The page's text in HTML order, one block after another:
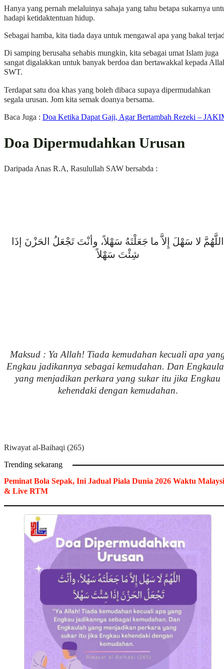
Hanya yang pernah melaluinya sahaja yang tahu betapa sukarnya
hadapi ketidaktentuan hidup.
Sebagai hamba, kita tiada daya untuk mengawal apa yang bakal
Di samping berusaha sehabis mungkin, kita sebagai umat Islam juga
sangat digalakkan untuk banyak berdoa dan bertawakkal kepada
SWT.
Terdapat satu doa khas yang boleh dibaca supaya dipermudahkan
segala urusan. Jom kita semak doanya bersama.
Baca Juga : Doa Ketika Dapat Gaji, Agar Bertambah Rezeki –
Doa Dipermudahkan Urusan
Daripada Anas R.A, Rasulullah SAW bersabda :
اللَّهُمَّ لا سَهْلَ إِلاَّ ما جَعَلْتَهُ سَهْلاً، وأنْتَ تَجْعَلُ الحَزْنَ إذَا
شِئْتَ سَهْلاً
Maksud : Ya Allah! Tiada kemudahan kecuali apa
Engkau jadikannya sebagai kemudahan. Dan
yang menjadikan perkara yang sukar itu jika Engkau
kehendaki dengan kemudahan.
Riwayat al-Baihaqi (265)
Trending sekarang
Peminat Bola Sepak, Ini Jadual Piala Dunia 2026 Waktu
& Live RTM